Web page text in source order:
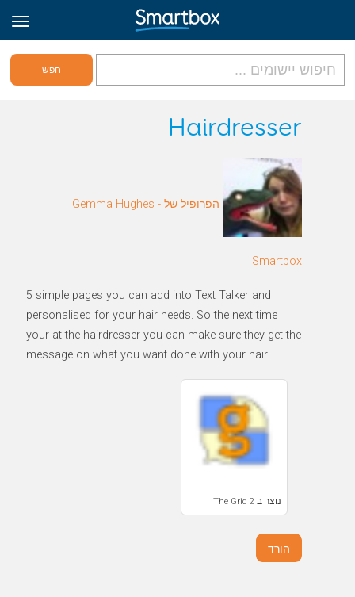
גריד אונליין
הירשם לאתר
Hairdresser
הפרופיל של Gemma Hughes -
Smartbox
5 simple pages you can add into Text Talker and
personalised for your hair needs. So the next time
your at the hairdresser you can make sure they get the
message on what you want done with your hair.
נוצר ב The Grid 2
הורד